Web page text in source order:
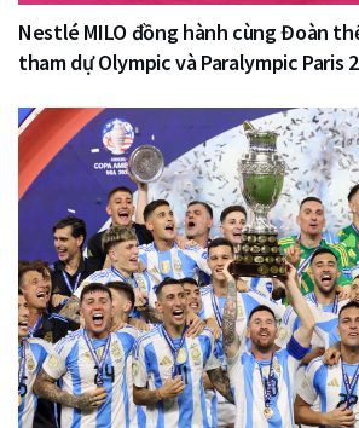
Nestlé MILO đồng hành cùng Đoàn
tham dự Olympic và Paralympic Paris